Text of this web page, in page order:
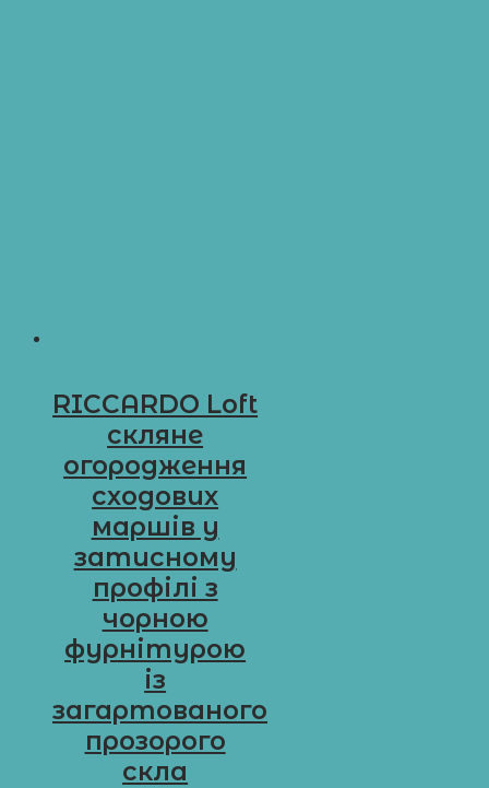
RICCARDO Loft
скляне
огородження
сходових
маршів у
затисному
профілі з
чорною
фурнітурою
із
загартованого
прозорого
скла